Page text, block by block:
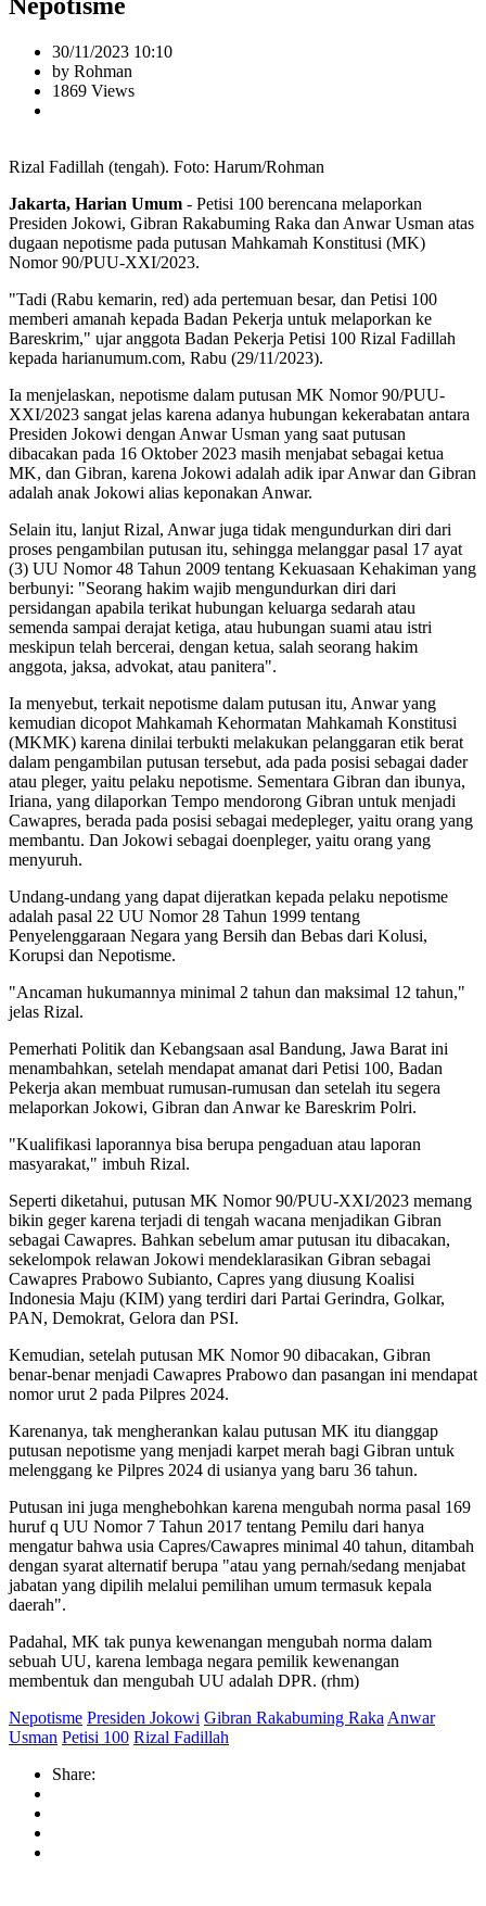
Nepotisme
30/11/2023 10:10
by Rohman
1869 Views
Rizal Fadillah (tengah). Foto: Harum/Rohman
Jakarta, Harian Umum - Petisi 100 berencana melaporkan
Presiden Jokowi, Gibran Rakabuming Raka dan Anwar Usman atas
dugaan nepotisme pada putusan Mahkamah Konstitusi (MK)
Nomor 90/PUU-XXI/2023.
"Tadi (Rabu kemarin, red) ada pertemuan besar, dan Petisi 100
memberi amanah kepada Badan Pekerja untuk melaporkan ke
Bareskrim," ujar anggota Badan Pekerja Petisi 100 Rizal Fadillah
kepada harianumum.com, Rabu (29/11/2023).
Ia menjelaskan, nepotisme dalam putusan MK Nomor 90/PUU-
XXI/2023 sangat jelas karena adanya hubungan kekerabatan antara
Presiden Jokowi dengan Anwar Usman yang saat putusan
dibacakan pada 16 Oktober 2023 masih menjabat sebagai ketua
MK, dan Gibran, karena Jokowi adalah adik ipar Anwar dan Gibran
adalah anak Jokowi alias keponakan Anwar.
Selain itu, lanjut Rizal, Anwar juga tidak mengundurkan diri dari
proses pengambilan putusan itu, sehingga melanggar pasal 17 ayat
(3) UU Nomor 48 Tahun 2009 tentang Kekuasaan Kehakiman yang
berbunyi: "Seorang hakim wajib mengundurkan diri dari
persidangan apabila terikat hubungan keluarga sedarah atau
semenda sampai derajat ketiga, atau hubungan suami atau istri
meskipun telah bercerai, dengan ketua, salah seorang hakim
anggota, jaksa, advokat, atau panitera".
Ia menyebut, terkait nepotisme dalam putusan itu, Anwar yang
kemudian dicopot Mahkamah Kehormatan Mahkamah Konstitusi
(MKMK) karena dinilai terbukti melakukan pelanggaran etik berat
dalam pengambilan putusan tersebut, ada pada posisi sebagai dader
atau pleger, yaitu pelaku nepotisme. Sementara Gibran dan ibunya,
Iriana, yang dilaporkan Tempo mendorong Gibran untuk menjadi
Cawapres, berada pada posisi sebagai medepleger, yaitu orang yang
membantu. Dan Jokowi sebagai doenpleger, yaitu orang yang
menyuruh.
Undang-undang yang dapat dijeratkan kepada pelaku nepotisme
adalah pasal 22 UU Nomor 28 Tahun 1999 tentang
Penyelenggaraan Negara yang Bersih dan Bebas dari Kolusi,
Korupsi dan Nepotisme.
"Ancaman hukumannya minimal 2 tahun dan maksimal 12 tahun,"
jelas Rizal.
Pemerhati Politik dan Kebangsaan asal Bandung, Jawa Barat ini
menambahkan, setelah mendapat amanat dari Petisi 100, Badan
Pekerja akan membuat rumusan-rumusan dan setelah itu segera
melaporkan Jokowi, Gibran dan Anwar ke Bareskrim Polri.
"Kualifikasi laporannya bisa berupa pengaduan atau laporan
masyarakat," imbuh Rizal.
Seperti diketahui, putusan MK Nomor 90/PUU-XXI/2023 memang
bikin geger karena terjadi di tengah wacana menjadikan Gibran
sebagai Cawapres. Bahkan sebelum amar putusan itu dibacakan,
sekelompok relawan Jokowi mendeklarasikan Gibran sebagai
Cawapres Prabowo Subianto, Capres yang diusung Koalisi
Indonesia Maju (KIM) yang terdiri dari Partai Gerindra, Golkar,
PAN, Demokrat, Gelora dan PSI.
Kemudian, setelah putusan MK Nomor 90 dibacakan, Gibran
benar-benar menjadi Cawapres Prabowo dan pasangan ini mendapat
nomor urut 2 pada Pilpres 2024.
Karenanya, tak mengherankan kalau putusan MK itu dianggap
putusan nepotisme yang menjadi karpet merah bagi Gibran untuk
melenggang ke Pilpres 2024 di usianya yang baru 36 tahun.
Putusan ini juga menghebohkan karena mengubah norma pasal 169
huruf q UU Nomor 7 Tahun 2017 tentang Pemilu dari hanya
mengatur bahwa usia Capres/Cawapres minimal 40 tahun, ditambah
dengan syarat alternatif berupa "atau yang pernah/sedang menjabat
jabatan yang dipilih melalui pemilihan umum termasuk kepala
daerah".
Padahal, MK tak punya kewenangan mengubah norma dalam
sebuah UU, karena lembaga negara pemilik kewenangan
membentuk dan mengubah UU adalah DPR. (rhm)
Nepotisme Presiden Jokowi Gibran Rakabuming Raka Anwar
Usman Petisi 100 Rizal Fadillah
Share: